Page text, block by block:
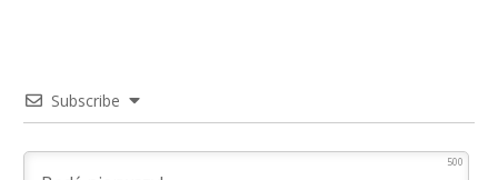
Subscribe
500